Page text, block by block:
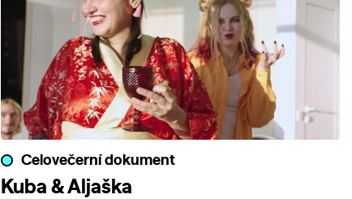
Celovečerní dokument
Kuba & Aljaška